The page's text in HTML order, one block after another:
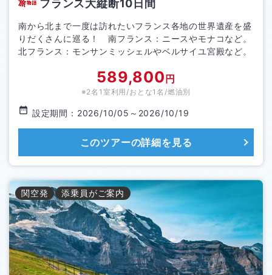
フランス大縦断10日間
南から北まで一度は訪れたいフランス各地の世界遺産を盛
りだくさんに巡る！ 南フランス：ニースやモナコなど。
北フランス：モンサンミッシェルやベルサイユ宮殿など。
589,800 円
※2名1室利用/おとな1名/燃油別
設定期間： 2026/10/05 ～ 2026/10/19
このツアーの詳細を見る
関空発 添乗員がご案内